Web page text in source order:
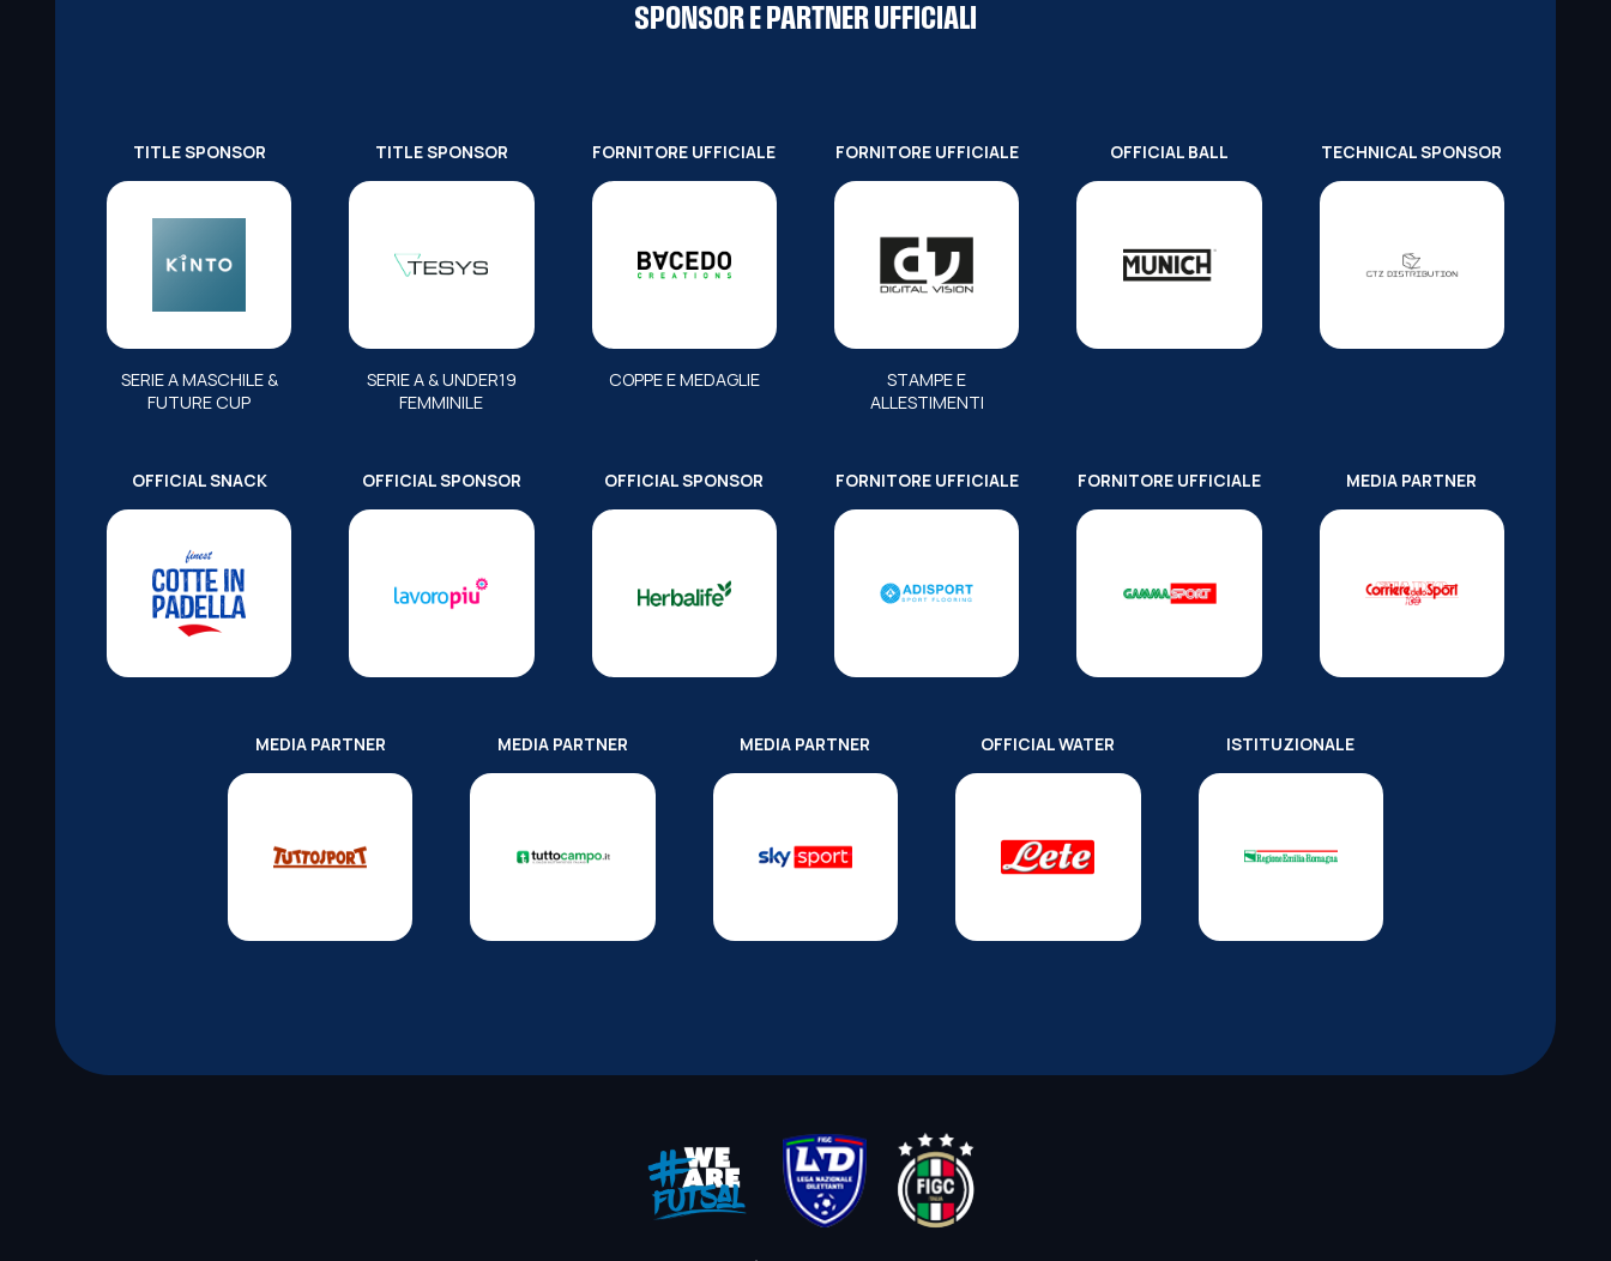
SPONSOR E PARTNER UFFICIALI
TITLE SPONSOR
SERIE A MASCHILE &
FUTURE CUP
TITLE SPONSOR
SERIE A & UNDER19
FEMMINILE
FORNITORE UFFICIALE
COPPE E MEDAGLIE
FORNITORE UFFICIALE
STAMPE E
ALLESTIMENTI
OFFICIAL BALL TECHNICAL SPONSOR
OFFICIAL SNACK OFFICIAL SPONSOR OFFICIAL SPONSOR FORNITORE UFFICIALE FORNITORE UFFICIALE MEDIA PARTNER
MEDIA PARTNER MEDIA PARTNER MEDIA PARTNER OFFICIAL WATER ISTITUZIONALE